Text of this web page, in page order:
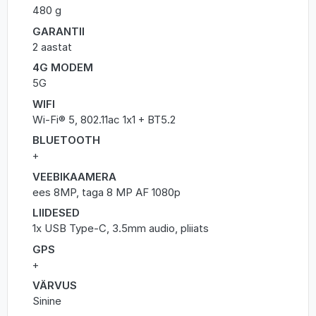
480 g
GARANTII
2 aastat
4G MODEM
5G
WIFI
Wi-Fi® 5, 802.11ac 1x1 + BT5.2
BLUETOOTH
+
VEEBIKAAMERA
ees 8MP, taga 8 MP AF 1080p
LIIDESED
1x USB Type-C, 3.5mm audio, pliiats
GPS
+
VÄRVUS
Sinine